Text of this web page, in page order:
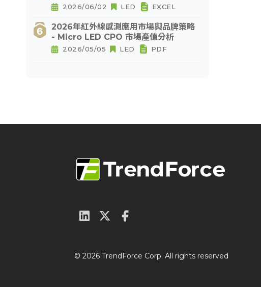
2026/06/02 LED EXCEL
2026年紅外線感測應用市場與品牌策略
- Micro LED CPO 市場產值分析
2026/05/05 LED PDF
© 2026 TrendForce Corp. All rights reserved